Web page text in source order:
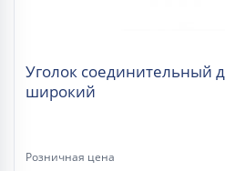
Уголок соединительный
широкий
Розничная цена